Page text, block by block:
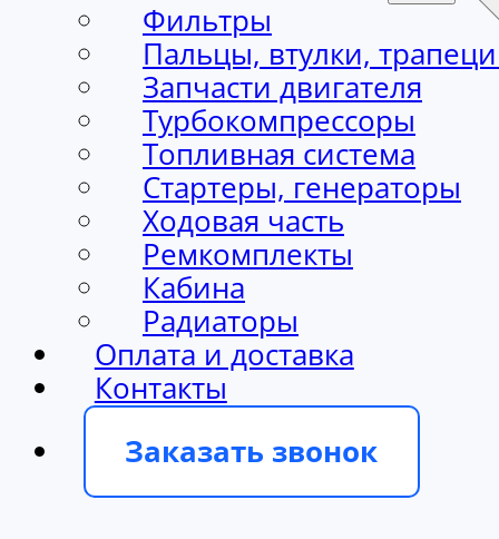
Фильтры
Пальцы, втулки,
Запчасти двигателя
Турбокомпрессоры
Топливная система
Стартеры, генераторы
Ходовая часть
Ремкомплекты
Кабина
Радиаторы
Оплата и доставка
Контакты
Заказать звонок